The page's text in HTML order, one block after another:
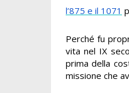
l’875 e il 1071
Perché fu
vita nel IX
prima della
missione che